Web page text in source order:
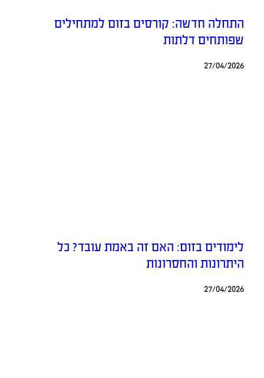
התחלה חדשה: קורסים בזום למתחילים
שפותחים דלתות
27/04/2026
לימודים בזום: האם זה באמת עובד? כל
היתרונות והחסרונות
27/04/2026